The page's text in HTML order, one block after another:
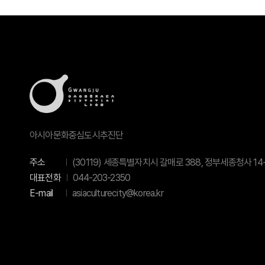
아시아문화중심도시추진단
주소
(30119) 세종특별자치시 갈매로 388, 정부세종청사
대표전화
044-203-2350
E-mail
asiaculturecity@korea.kr